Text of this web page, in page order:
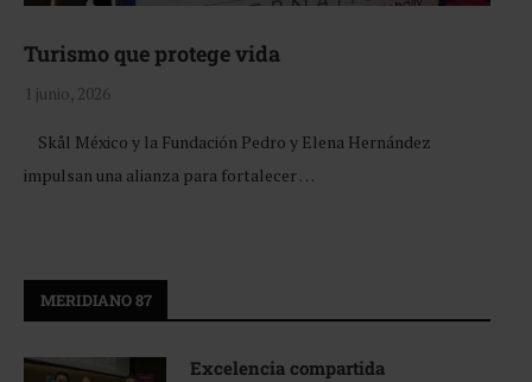
Turismo que protege vida
1 junio, 2026
Skål México y la Fundación Pedro y Elena Hernández
impulsan una alianza para fortalecer …
MERIDIANO 87
Excelencia compartida